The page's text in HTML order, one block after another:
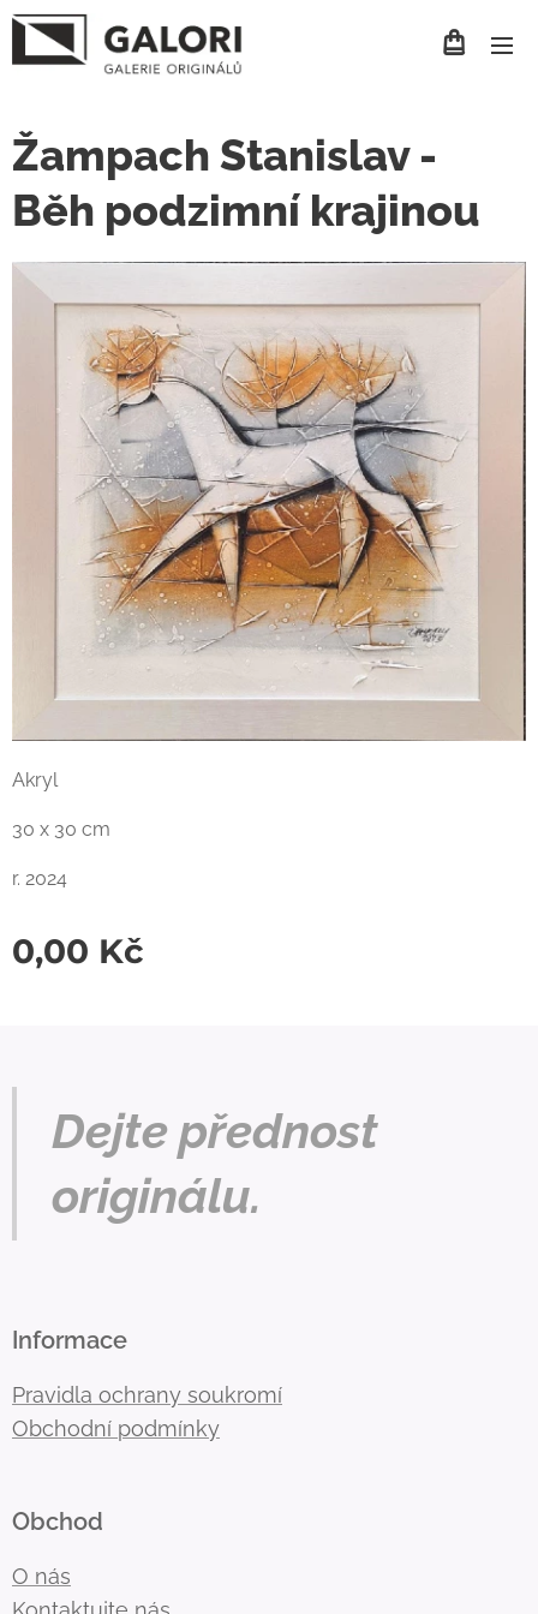
Žampach Stanislav -
Běh podzimní krajinou
Akryl
30 x 30 cm
r. 2024
0,00 Kč
Dejte přednost
originálu.
Informace
Pravidla ochrany soukromí
Obchodní podmínky
Obchod
O nás